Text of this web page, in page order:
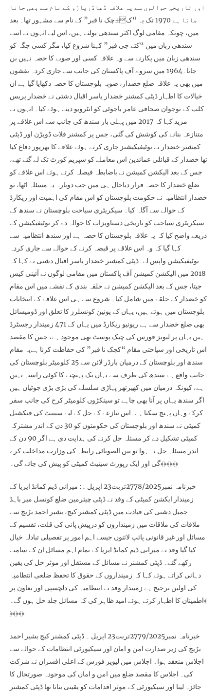
اور تاریخی حوالوں سے یہ علاقہ ڈھاڈریاڑو کے نام سے بھی جانا
جاتا ہے 1970 تک یہ “ک±چک نا قبر” کے نام سے مشہور تھا۔ بعد
میں، چونکہ مقامی لوگ اکثر سندھی بولتے ہیں، اس لیے انہوں نے اسے
سندھی زبان میں “کتے جی قبر” کہنا شروع کیا، مگر کسی جگہ کو
سندھی زبان میں پکارنے سے وہ علاقہ کسی اور صوبے کا حصہ نہیں بن
جاتا۔1964 میں سروے آف پاکستان کی جانب سے جاری کردہ نقشوں
میں بھی یہ علاقہ ضلع خضدار، صوبہ بلوچستان کا حصہ دکھایا گیا ہے ان
خیالات کا اظہار ڈپٹی کمشنر خضدار یاسر اقبال دشتی نے خضدار پریس
کلب کے نوجوان صحافی عامر باجوئی کو انٹرویو دیتے ہوئے کیا۔ انہوں نے
مزید کہا کہ 2017 میں پہلی بار سندھ کی جانب سے اس علاقے پر
متنازعہ بنانے کی کوشش کی گئی، جس پر کمشنر قلات ڈویڑن اور ڈپٹی
کمشنر خضدار نے نوٹیفیکیشنز جاری کرتے ہوئے علاقے کا بھرپور دفاع کیا
تھا خضدار کے قبائلی عمائدین اس معاملے کو سپریم کورٹ تک لے گئے تھے،
جس کے بعد الیکشن کمیشن نے باضابطہ فیصلہ کرتے ہوئے اس علاقے کو
ضلع خضدار کا حصہ قرار دیاحال ہی میں جب دوبارہ یہ مسئلہ اٹھا، تو
خضدار انتظامیہ نے حکومت بلوچستان کو اس مقام کی اہمیت اور ریکارڈ
کے حوالے سے آگاہ کیا۔ سیکریٹری سیاحت بلوچستان نے سندھ کے
سیکریٹری سیاحت کو تاریخی دستاویزات کا حوالہ دے کر نوٹیفیکیشن کے
ذریعے واضح کیا کہ یہ علاقہ بلوچستان کا حصہ ہے اور سندھ انتظامیہ سے
کہا گیا کہ وہ اس علاقے پر قبضہ کرنے کے حوالے سے جاری کردہ
نوٹیفیکیشن واپس لے۔ڈپٹی کمشنر خضدار یاسر اقبال دشتی نے کہا کہ
2018 میں الیکشن کمیشن آف پاکستان میں مقامی لوگوں نے آئینی کیس
جیتا، جس کے بعد الیکشن کمیشن نے حلقہ بندی کے نقشے میں اس مقام
کو خضدار کے حلقے میں شامل کیا۔ شروع سے ہی اس علاقے کے انتخابات
بلوچستان میں ہوتے ہیں، یہاں کے یونین کونسلرز کا تعلق اور ڈومیسائل
بھی ضلع خضدار سے ہے ریونیو ریکارڈ میں یہاں کے 471 زمیندار رجسٹرڈ
ہیں یہاں پر لیویز فورس کی چیک پوسٹ بھی موجود ہے، جس کا مقصد
اس تاریخی اور سیاحتی مقام “کچک نا قبر” کی حفاظت کرنا ہےیہ مقام
سندھ اور بلوچستان کے درمیان بارڈر لائن سے 25 کلومیٹر بلوچستان کی
جانب واقع ہے سندھ کی طرف سے یہاں تک پہنچنے کا کوئی راستہ نہیں
ہے، کیونکہ درمیان میں کھیرتھر پہاڑی سلسلے کی بڑی بڑی چوٹیاں ہیں
اگر سندھ یہاں پر آنا بھی چاہے تو سینکڑوں کلومیٹر کرخ کی جانب سفر
کرکے وہاں پہنچ سکتا ہے۔اس تنازعے کے حل کے لیے سینیٹ کی فنکشنل
کمیٹی نے سندھ اور بلوچستان کی حکومتوں کو 30 دن کے اندر مشترکہ
کمیٹی تشکیل دے کر مسئلہ حل کرنے کی ہدایت دی ہے اگر 90 دن کے
اندر مسئلہ حل نہ ہوا تو بین الصوبائی رابطہ کی وزارت مداخلت کرے
گی اور ایک رپورٹ سینیٹ کمیٹی کو پیش کی جائے گی۔﴾﴿﴾﴿﴾﴿
خبرنامہ نمبر2778/2025تربت23 اپریل ۔: میرانی ڈیم کمانڈ ایریا کے
زمیندار ایکشن کمیٹی کے وفد نے ڈپٹی چیئرمین ضلع کونسل میر باہڈ
جمیل دشتی کی قیادت میں ڈپٹی کمشنر کیچ، بشیر احمد بڑیچ سے
ملاقات کی ملاقات میں زمینداروں کو درپیش پانی کی قلت، تقسیم کے
مسائل اور غیر قانونی پائپ لائنوں جیسے اہم امور پر تفصیلی تبادلہ خیال
کیا گیا وفد نے میرانی ڈیم کمانڈ ایریا کے تمام اہم مسائل ان کے سامنے
رکھے گئے۔ ڈپٹی کمشنر نے مسائل کے مستقل اور موثر حل کی یقین
دہانی کراتے ہوئے کہا کہ زمینداروں کے حقوق کا تحفظ ضلعی انتظامیہ
کی اولین ترجیح ہے زمیندار وفد نے انتظامیہ کی دلچسپی اور تعاون پر
اطمینان کا اظہار کرتے ہوئے امید ظاہر کی کہ مسائل جلد حل ہوں گے۔﴾
﴿﴾﴿﴾﴿
خبرنامہ نمبر2779/2025تربت23 اپریل ۔ ڈپٹی کمشنر کیچ بشیر احمد
بڑیچ کی زیر صدارت امن و امان اور سیکیورٹی انتظامات کے حوالے سے
اجلاس منعقد ہوا۔ اجلاس میں لیویز فورس کے اعلیٰ افسران نے شرکت
کی۔ اجلاس کا مقصد ضلع میں امن و امان کی موجودہ صورتحال کا
جائزہ لینا اور سیکیورٹی کے موثر اقدامات کو یقینی بنانا تھا ڈپٹی کمشنر